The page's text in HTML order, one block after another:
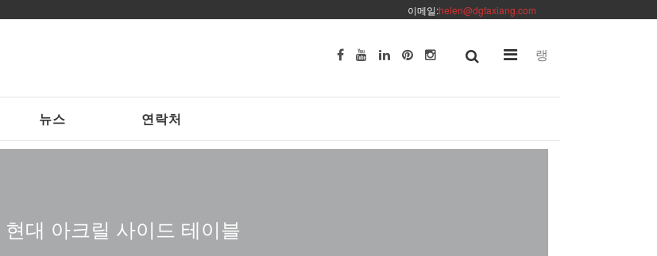
이메일:helen@dgfaxiang.com
랭
뉴스 연락처
현대 아크릴 사이드 테이블